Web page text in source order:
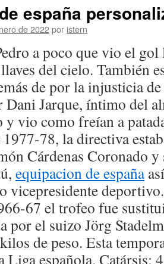
españa
de 2022por istern
a poco que vio el
del cielo. También
de por la injusticia
Dani Jarque, íntimo del
y vio como freían a
78, la directiva
Cárdenas Coronado
equipacion de españa
vicepresidente
67 el trofeo fue
por el suizo Jörg
de peso. Esta
Liga española. Catársis: